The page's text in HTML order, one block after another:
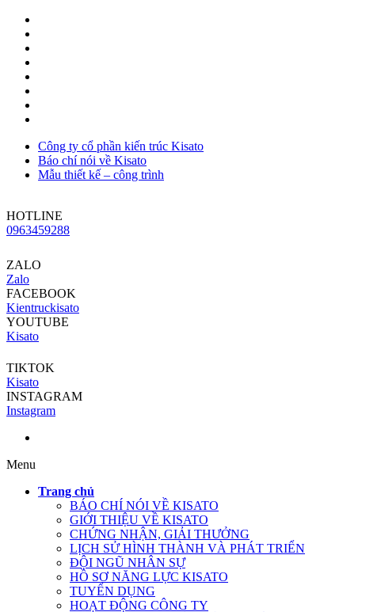
Công ty cổ phần kiến trúc Kisato
Báo chí nói về Kisato
Mẫu thiết kế – công trình
HOTLINE
0963459288
ZALO
Zalo
FACEBOOK
Kientruckisato
YOUTUBE
Kisato
TIKTOK
Kisato
INSTAGRAM
Instagram
Menu
Trang chủ
BÁO CHÍ NÓI VỀ KISATO
GIỚI THIỆU VỀ KISATO
CHỨNG NHẬN, GIẢI THƯỞNG
LỊCH SỬ HÌNH THÀNH VÀ PHÁT TRIỂN
ĐỘI NGŨ NHÂN SỰ
HỒ SƠ NĂNG LỰC KISATO
TUYỂN DỤNG
HOẠT ĐỘNG CÔNG TY